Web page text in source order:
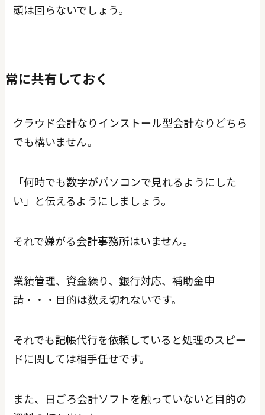
頭は回らないでしょう。
常に共有しておく
クラウド会計なりインストール型会計なりどちら
でも構いません。
「何時でも数字がパソコンで見れるようにした
い」と伝えるようにしましょう。
それで嫌がる会計事務所はいません。
業績管理、資金繰り、銀行対応、補助金申
請・・・目的は数え切れないです。
それでも記帳代行を依頼していると処理のスピー
ドに関しては相手任せです。
また、日ごろ会計ソフトを触っていないと目的の